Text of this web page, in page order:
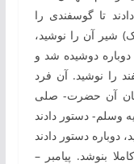
تا گوسفندی ‏را
شیر آن را نوشید،
دوباره دوشیده شد و
را نوشید. آن فرد
آن حضرت- صلی
وسلم- دستور دادند
دوباره دستور دادند
بنوشد. پیامبر –